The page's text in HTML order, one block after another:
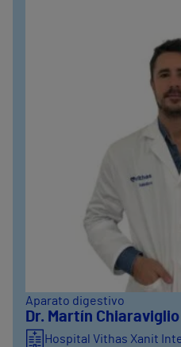
Aparato digestivo
Dr. Martín Chiaraviglio
Hospital Vithas Xanit